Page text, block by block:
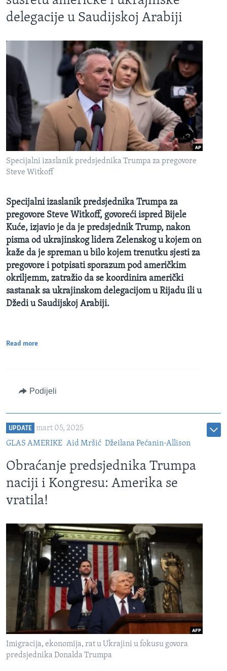
delegacije u Saudijskoj Arabiji
Specijalni izaslanik predsjednika Trumpa za pregovore
Steve Witkoff
Specijalni izaslanik predsjednika Trumpa za
pregovore Steve Witkoff, govoreći ispred Bijele
Kuće, izjavio je da je predsjednik Trump, nakon
pisma od ukrajinskog lidera Zelenskog u kojem on
kaže da je spreman u bilo kojem trenutku sjesti za
pregovore i potpisati sporazum pod američkim
okriljemm, zatražio da se koordinira američki
sastanak sa ukrajinskom delegacijom u Rijadu ili u
Džedi u Saudijskoj Arabiji.
Read more
Podijeli
UPDATE
mart 05, 2025
GLAS AMERIKE Aid Mršić Džeilana Pećanin-Allison
Obraćanje predsjednika Trumpa
naciji i Kongresu: Amerika se
vratila!
Imigracija, ekonomija, rat u Ukrajini u fokusu govora
predsjednika Donalda Trumpa